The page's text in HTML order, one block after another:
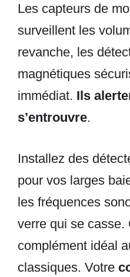
Les capteurs de
surveillent les
revanche, les
magnétiques
immédiat. Ils
s’entrouvre.
Installez des
pour vos larges
les fréquences
verre qui se casse.
complément idéal
classiques. Votre